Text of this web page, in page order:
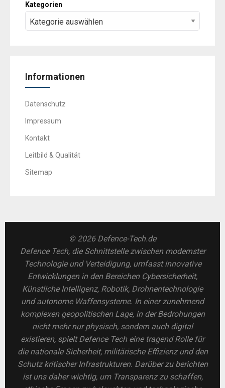
Kategorien
Informationen
Datenschutz
Impressum
Kontakt
Leitbild & Qualität
Sitemap
© 2026 Defence-Tech.de
Defence Tech, die Schnittstelle zwischen modernster
Technologie und Verteidigung, umfasst innovative
Entwicklungen in den Bereichen Cybersicherheit,
Künstliche Intelligenz, Robotik, Drohnentechnologie
und autonome Waffensysteme. In einer zunehmend
komplexen geopolitischen Lage, in der Bedrohungen
nicht mehr nur physisch, sondern auch digital
existieren, spielt Defence Tech eine tragend Rolle für
die nationale Sicherheit, militärische Effizienz und den
Schutz kritischer Infrastrukturen. Darüber zu berichten
ist uns daher wichtig, um Transparenz zu schaffen,